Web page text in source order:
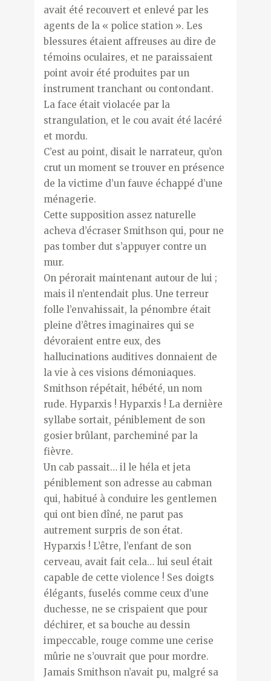
avait été recouvert et enlevé par les
agents de la « police station ». Les
blessures étaient affreuses au dire de
témoins oculaires, et ne paraissaient
point avoir été produites par un
instrument tranchant ou contondant.
La face était violacée par la
strangulation, et le cou avait été lacéré
et mordu.
C’est au point, disait le narrateur, qu’on
crut un moment se trouver en présence
de la victime d’un fauve échappé d’une
ménagerie.
Cette supposition assez naturelle
acheva d’écraser Smithson qui, pour ne
pas tomber dut s’appuyer contre un
mur.
On pérorait maintenant autour de lui ;
mais il n’entendait plus. Une terreur
folle l’envahissait, la pénombre était
pleine d’êtres imaginaires qui se
dévoraient entre eux, des
hallucinations auditives donnaient de
la vie à ces visions démoniaques.
Smithson répétait, hébété, un nom
rude. Hyparxis ! Hyparxis ! La dernière
syllabe sortait, péniblement de son
gosier brûlant, parcheminé par la
fièvre.
Un cab passait… il le héla et jeta
péniblement son adresse au cabman
qui, habitué à conduire les gentlemen
qui ont bien dîné, ne parut pas
autrement surpris de son état.
Hyparxis ! L’être, l’enfant de son
cerveau, avait fait cela… lui seul était
capable de cette violence ! Ses doigts
élégants, fuselés comme ceux d’une
duchesse, ne se crispaient que pour
déchirer, et sa bouche au dessin
impeccable, rouge comme une cerise
mûrie ne s’ouvrait que pour mordre.
Jamais Smithson n’avait pu, malgré sa